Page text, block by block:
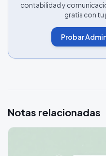
contabilidad y
gratis con tu
Probar
Notas relacionadas